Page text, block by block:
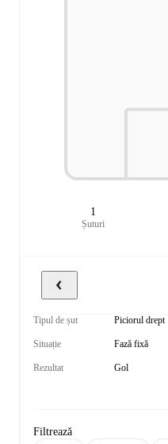
1
Șuturi
Tipul de șut Piciorul drept
Situație Fază fixă
Rezultat Gol
Filtrează